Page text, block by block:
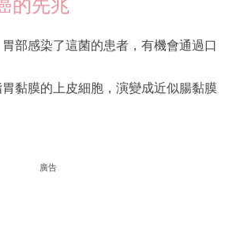
的先兆
部感染了這菌的患者，有機會通過口
胃黏膜的上皮細胞，演變成近似腸黏膜
廣告